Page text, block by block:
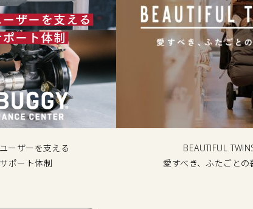
ーザーを支える
ポート体制
BEAUTIFUL
愛すべき、ふたごとの